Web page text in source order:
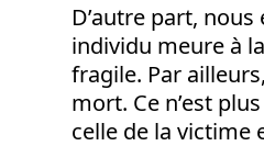
D’autre part,
individu meure à
fragile. Par
mort. Ce n’est
celle de la victime